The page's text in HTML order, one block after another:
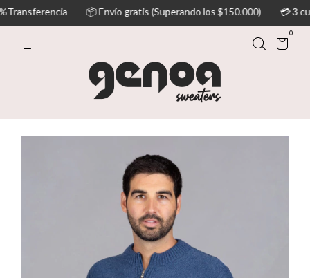
📦 Envío gratis (Superando los $150.000) 💳 3 cuotas sin
0